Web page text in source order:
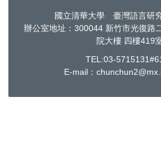
國立清華大學 臺灣語言研
辦公室地址：300044 新竹市光復路
院大樓 四樓419
TEL:03-
E-mail：